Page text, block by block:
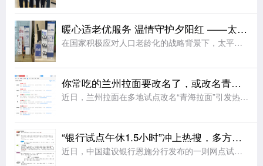
暖心适老优服务 温情守护夕阳红 ——太平人寿江苏分公司2026年适老化服务工作纪实
在国家积极应对人口老龄化的战略背景下，太平人寿江苏分公司始终秉持“金融为民”的服务理念，聚焦老年客户群体的实际需求，持续优化服务流程、升级服务设施、提升服务温度，切实将适老化工作落到实处，用实际行动诠
你常吃的兰州拉面要改名了，或改名青海拉面
近日，兰州拉面在多地试点改名“青海拉面”引发热议。据悉，改名背后藏着一场近40年的品牌错位。兰州本地并无 “兰州拉面” 叫法，正宗本土面食称作兰州牛肉面。上世纪80年代，青海化隆、尖扎群众外出谋生，借
“银行试点午休1.5小时”冲上热搜，多方发声
近日，中国建设银行恩施分行发布的一则网点试行午休的公告引发网友热议，公告显示，自2026年8月3日起，辖内所有网点试行工作日午休，上午9:00-12:30、下午14:00-17:00对外营业，12:3